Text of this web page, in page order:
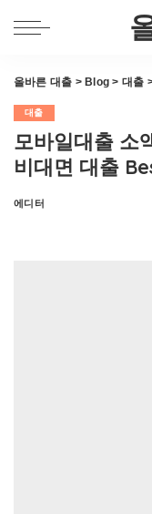
올바른 대출 > Blog > 대출
대출
모바일대출 소
비대면 대출
Posted
에디터